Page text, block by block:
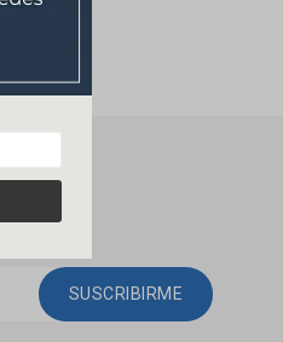
SUSCRIBIRME